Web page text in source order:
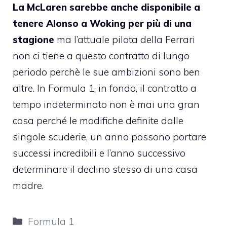
La McLaren sarebbe anche disponibile a
tenere Alonso a Woking per più di una
stagione ma l’attuale pilota della Ferrari
non ci tiene a questo contratto di lungo
periodo perchè le sue ambizioni sono ben
altre. In Formula 1, in fondo, il contratto a
tempo indeterminato non è mai una gran
cosa perché le modifiche definite dalle
singole scuderie, un anno possono portare
successi incredibili e l’anno successivo
determinare il declino stesso di una casa
madre.
Categorie
Formula 1